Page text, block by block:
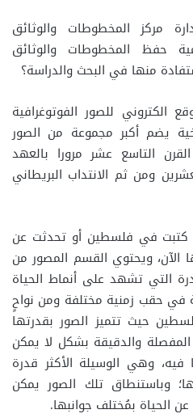
المخطوطات والوثائق
حفظ المخطوطات والوثائق
منها في البحث والدراسة؟
الكتروني للصور الفوتوغرافية
يضم أكبر مجموعة من الصور
التاسع عشر مرورا بالعهد
ومن ثم الانتداب البريطاني
في فلسطين أو تحدثت عن
ويحتوي القسم المصور من
التي تشهد على أنماط الحياة
في حقب زمنية مختلفة ومن نواحٍ
حيث تتميز الصور بقدرتها
المفصلة والدقيقة بشكل لا يمكن
فيه، وهي الوسيلة الأكثر قدرة
وباستنطاق تلك الصور يمكن
الحياة بمُختلف جوانبها.